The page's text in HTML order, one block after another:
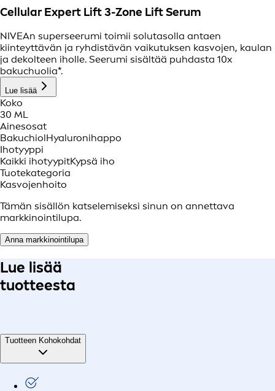
Cellular Expert Lift 3-Zone Lift Serum
NIVEAn superseerumi toimii solutasolla antaen
kiinteyttävän ja ryhdistävän vaikutuksen kasvojen, kaulan
ja dekolteen iholle. Seerumi sisältää puhdasta 10x
bakuchuolia*.
Lue lisää
Koko
30 ML
Ainesosat
BakuchiolHyaluronihappo
Ihotyyppi
Kaikki ihotyypitKypsä iho
Tuotekategoria
Kasvojenhoito
Tämän sisällön katselemiseksi sinun on annettava
markkinointilupa.
Anna markkinointilupa
Lue lisää
tuotteesta
Tuotteen Kohokohdat